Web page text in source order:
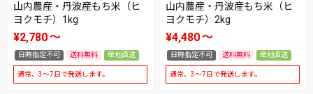
山内農産・丹波産もち米（ヒ
ヨクモチ）1kg
¥2,780〜
日時指定不可 送料無料 産地直送
通常、3～7日で発送します。
山内農産・丹波産もち米（ヒ
ヨクモチ）2kg
¥4,480〜
日時指定不可 送料無料 産地直送
通常、3～7日で発送します。